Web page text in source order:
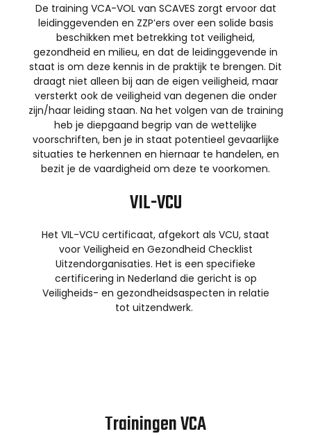
De training VCA-VOL van SCAVES zorgt ervoor dat
leidinggevenden en ZZP’ers over een solide basis
beschikken met betrekking tot veiligheid,
gezondheid en milieu, en dat de leidinggevende in
staat is om deze kennis in de praktijk te brengen. Dit
draagt niet alleen bij aan de eigen veiligheid, maar
versterkt ook de veiligheid van degenen die onder
zijn/haar leiding staan. Na het volgen van de training
heb je diepgaand begrip van de wettelijke
voorschriften, ben je in staat potentieel gevaarlijke
situaties te herkennen en hiernaar te handelen, en
bezit je de vaardigheid om deze te voorkomen.
VIL-VCU
Het VIL-VCU certificaat, afgekort als VCU, staat
voor Veiligheid en Gezondheid Checklist
Uitzendorganisaties. Het is een specifieke
certificering in Nederland die gericht is op
Veiligheids- en gezondheidsaspecten in relatie
tot uitzendwerk.
Trainingen VCA